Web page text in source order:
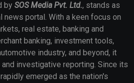
by SOS Media Pvt. Ltd., stands as
news portal. With a keen focus on
real estate, banking and
banking, investment tools,
industry, and beyond, it
investigative reporting. Since its
emerged as the nation's